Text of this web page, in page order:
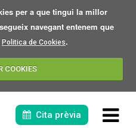
per a que tingui la millor
navegant entenem que
Politica de Cookies.
COOKIES
Cita prèvia